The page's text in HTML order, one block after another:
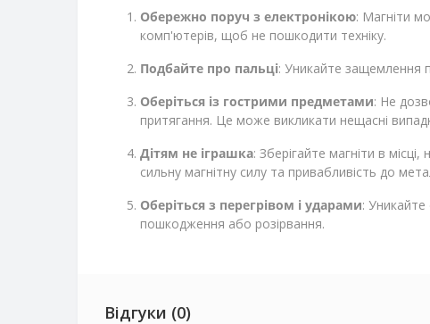
Обережно поруч з електронікою: Магніти
комп'ютерів, щоб не пошкодити техніку.
Подбайте про пальці: Уникайте защемлення
Оберіться із гострими предметами: Не
притягання. Це може викликати нещасні
Дітям не іграшка: Зберігайте магніти в
сильну магнітну силу та привабливість до
Оберіться з перегрівом і ударами: Уникайте
пошкодження або розірвання.
Відгуки (0)